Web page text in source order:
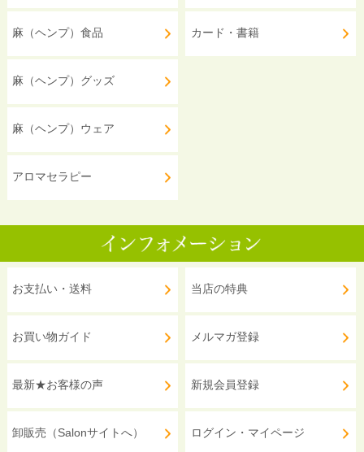
麻（ヘンプ）食品
麻（ヘンプ）グッズ
麻（ヘンプ）ウェア
アロマセラピー
カード・書籍
お支払い・送料
お買い物ガイド
最新★お客様の声
卸販売（Salonサイトへ）
当店の特典
メルマガ登録
新規会員登録
ログイン・マイページ